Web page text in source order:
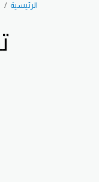
الرئيسية